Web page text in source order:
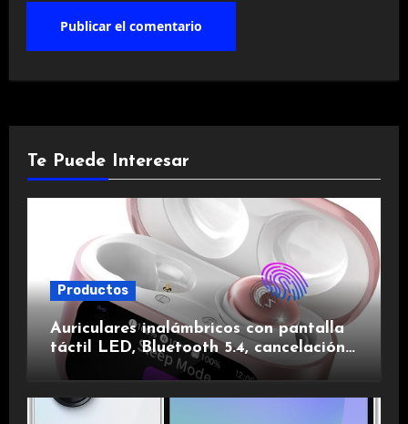
Te Puede Interesar
Productos
Auriculares inalámbricos con pantalla
táctil LED, Bluetooth 5.4, cancelación
de ruido, impermeables y de larga
duración.